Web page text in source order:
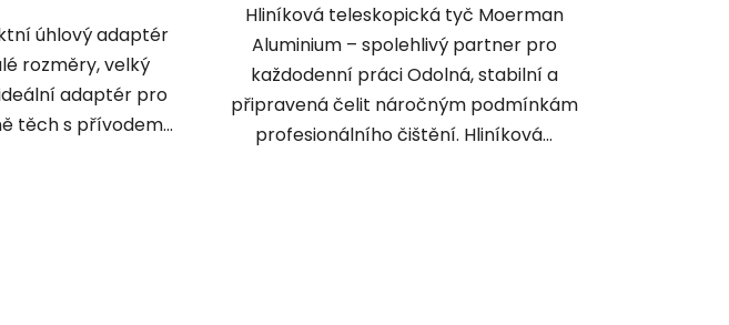
úhlový adaptér
rozměry, velký
adaptér pro
těch s přívodem...
Hliníková teleskopická tyč Moerman
Aluminium – spolehlivý partner pro
každodenní práci Odolná, stabilní a
připravená čelit náročným podmínkám
profesionálního čištění. Hliníková...